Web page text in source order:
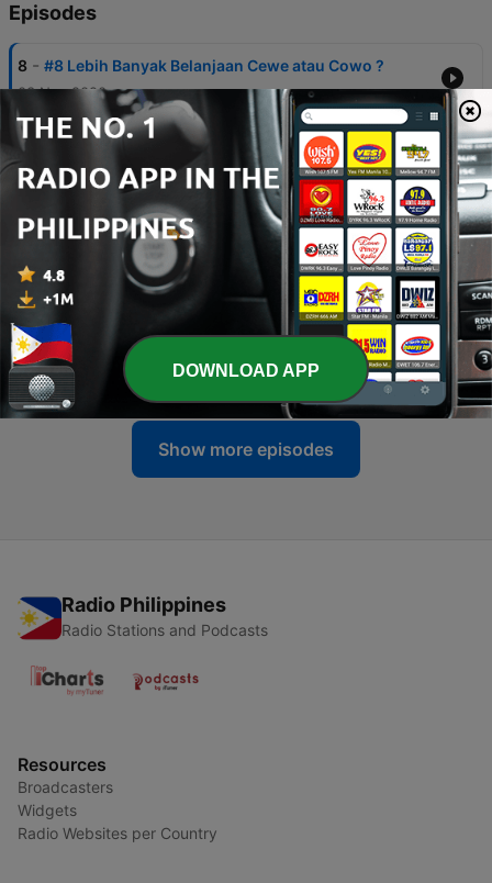
Episodes
8 - #8 Lebih Banyak Belanjaan Cewe atau Cowo ?
03 Nov 2020
7 - #7 Kami Kangen Nonton Konser
#6 Gita Cinta Masa Muda
12 Oct 2020
5 - #5 siCILAKA
08 Oct 2020
4 - #4 Kami juga pernah insecure
03 Oct 2020
Show more episodes
Radio Philippines
Radio Stations and Podcasts
Resources
Broadcasters
Widgets
Radio Websites per Country
DOWNLOAD APP